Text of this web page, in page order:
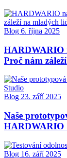
Blog 6. října 2025
HARDWARIO
Proč nám
Blog 23. září 2025
Naše
HARDWARIO
Blog 16. září 2025